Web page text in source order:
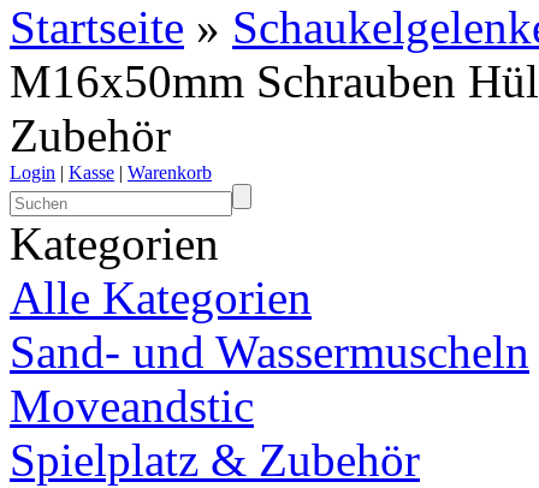
Startseite »
M16x50mm Schrauben
Zubehör
Login | Kasse | Warenkorb
Kategorien
Alle Kategorien
Sand- und Wassermuscheln
Moveandstic
Spielplatz & Zubehör